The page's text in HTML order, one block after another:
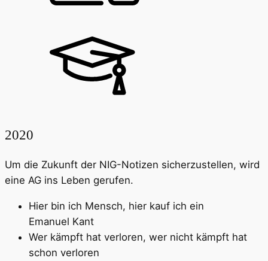
2020
Um die Zukunft der NIG-Notizen sicherzustellen, wird
eine AG ins Leben gerufen.
Hier bin ich Mensch, hier kauf ich ein
Emanuel Kant
Wer kämpft hat verloren, wer nicht kämpft hat
schon verloren